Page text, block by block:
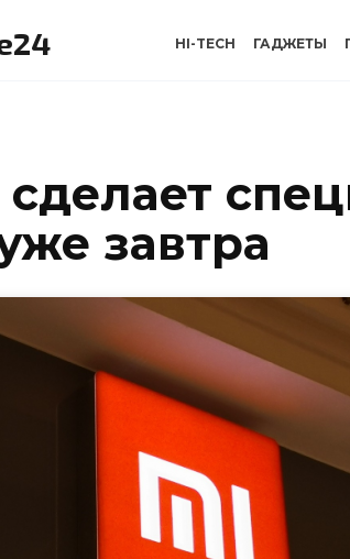
HI-TECH ГАДЖЕТЫ
завтра